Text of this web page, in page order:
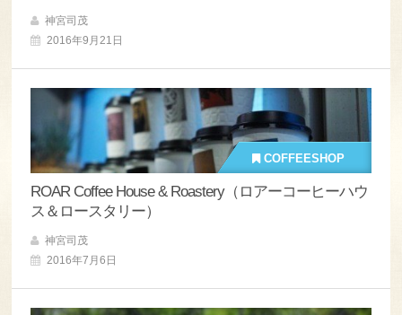
神宮司茂
2016年9月21日
COFFEESHOP
ROAR Coffee House & Roastery（ロアーコーヒーハウ
ス＆ロースタリー）
神宮司茂
2016年7月6日